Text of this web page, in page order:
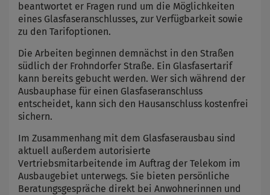
beantwortet er Fragen rund um die Möglichkeiten
eines Glasfaseranschlusses, zur Verfügbarkeit sowie
zu den Tarifoptionen.
Die Arbeiten beginnen demnächst in den Straßen
südlich der Frohndorfer Straße. Ein Glasfasertarif
kann bereits gebucht werden. Wer sich während der
Ausbauphase für einen Glasfaseranschluss
entscheidet, kann sich den Hausanschluss kostenfrei
sichern.
Im Zusammenhang mit dem Glasfaserausbau sind
aktuell außerdem autorisierte
Vertriebsmitarbeitende im Auftrag der Telekom im
Ausbaugebiet unterwegs. Sie bieten persönliche
Beratungsgespräche direkt bei Anwohnerinnen und